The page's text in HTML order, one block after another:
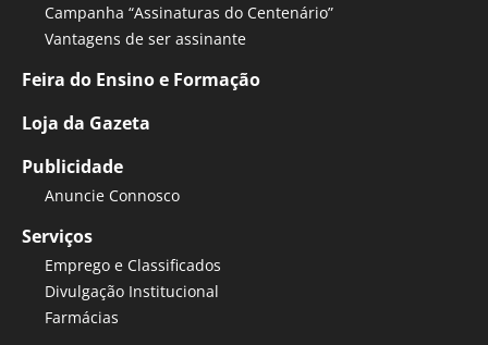
Campanha “Assinaturas do Centenário”
Vantagens de ser assinante
Feira do Ensino e Formação
Loja da Gazeta
Publicidade
Anuncie Connosco
Serviços
Emprego e Classificados
Divulgação Institucional
Farmácias